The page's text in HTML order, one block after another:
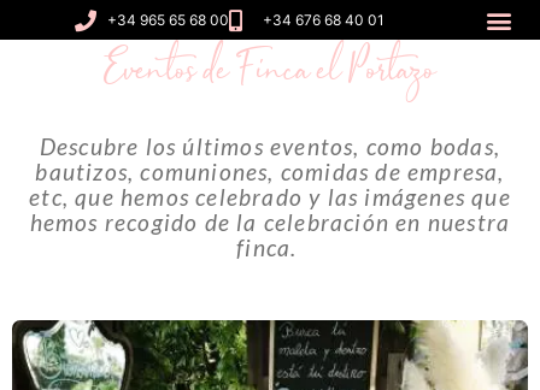
+34 965 65 68 00 +34 676 68 40 01
Eventos de Finca el Portazo
Descubre los últimos eventos, como bodas,
bautizos, comuniones, comidas de empresa,
etc, que hemos celebrado y las imágenes que
hemos recogido de la celebración en nuestra
finca.